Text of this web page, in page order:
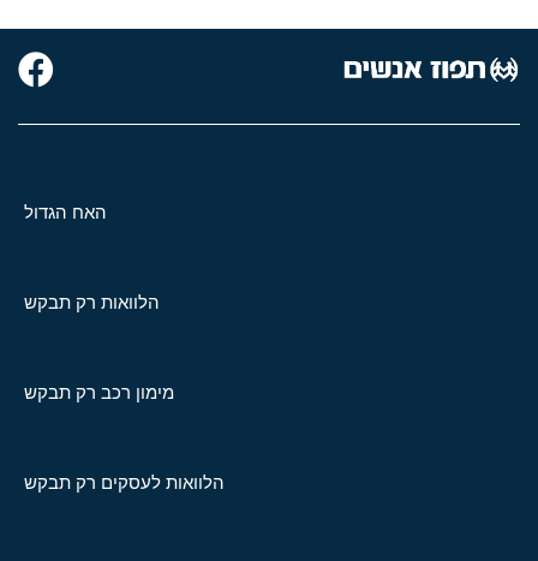
האח הגדול
הלוואות רק תבקש
מימון רכב רק תבקש
הלוואות לעסקים רק תבקש